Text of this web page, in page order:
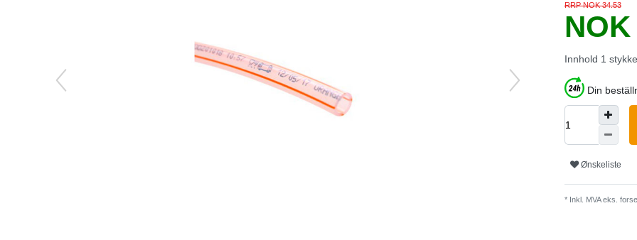
RRP NOK 34.53
Innhold 1 stykke
Din
Ønskeliste
* Inkl. MVA eks.